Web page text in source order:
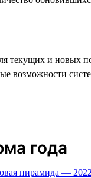
текущих и новых
возможности
года
пирамида —